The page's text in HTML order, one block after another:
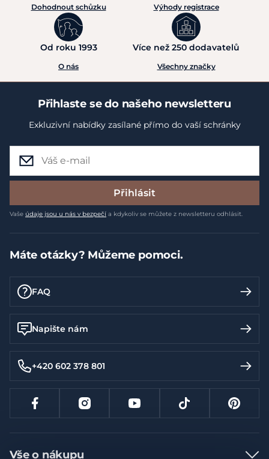
Dohodnout schůzku Výhody registrace
Od roku 1993
O nás
Více než 250 dodavatelů
Všechny značky
Přihlaste se do našeho newsletteru
Exkluzivní nabídky zasílané přímo do vaší schránky
Přihlásit
Vaše údaje jsou u nás v bezpečí a kdykoliv se můžete z newsletteru odhlásit.
Máte otázky? Můžeme pomoci.
FAQ
Napište nám
+420 602 378 801
Vše o nákupu